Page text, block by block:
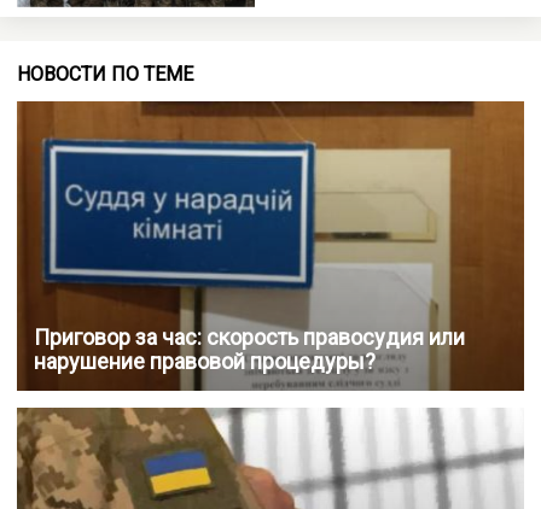
НОВОСТИ ПО ТЕМЕ
Приговор за час: скорость правосудия или
нарушение правовой процедуры?